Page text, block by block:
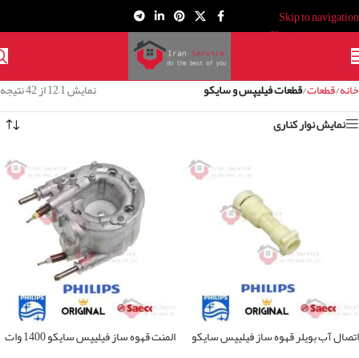
Skip to navigation
Skip to main content
خانه/قطعات/قطعات فیلیپس و سایکو
نمایش 1–12 از 42 نتیجه
نمایش نوار کناری
اتصال آب بویلر قهوه ساز فیلیپس سایکو المنت قهوه ساز فیلیپس سایکو 1400 وات